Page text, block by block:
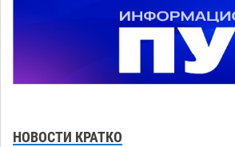
НОВОСТИ КРАТКО